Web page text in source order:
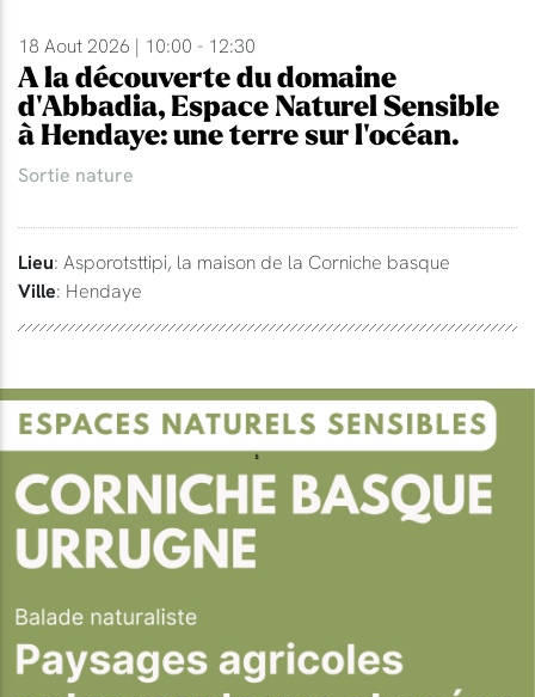
18 Aout 2026 | 10:00 - 12:30
A la découverte du domaine
d'Abbadia, Espace Naturel Sensible
à Hendaye: une terre sur l'océan.
Sortie nature
Lieu: Asporotsttipi, la maison de la Corniche basque
Ville: Hendaye